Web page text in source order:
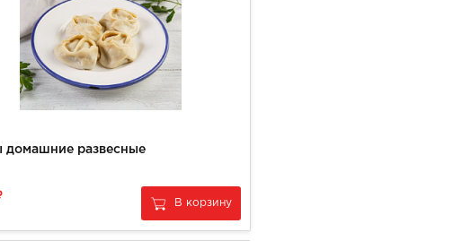
домашние развесные
В корзину